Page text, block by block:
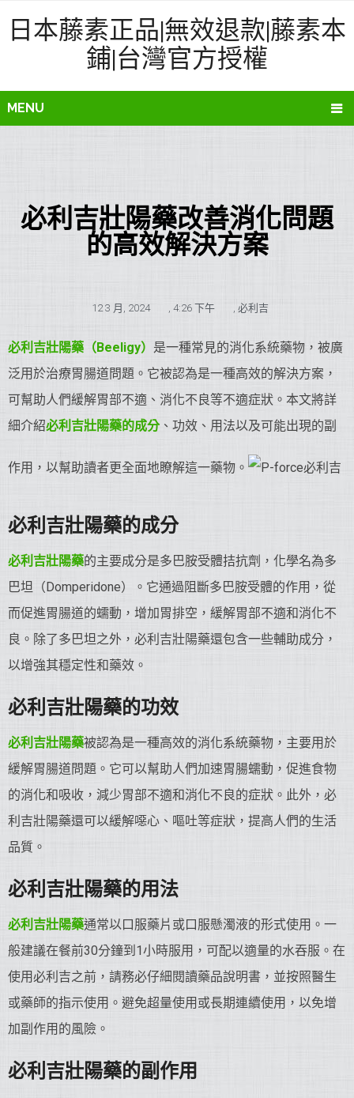
日本藤素正品|無效退款|藤素本
鋪|台灣官方授權
MENU
必利吉壯陽藥改善消化問題
的高效解決方案
12 3 月, 2024 , 4:26 下午 , 必利吉
必利吉壯陽藥 （Beeligy） 是一種常見的消化系統藥物，被廣
泛用於治療胃腸道問題。它被認為是一種高效的解決方案，
可幫助人們緩解胃部不適、消化不良等不適症狀。本文將詳
細介紹必利吉壯陽藥的成分、功效、用法以及可能出現的副
作用，以幫助讀者更全面地瞭解這一藥物。
必利吉壯陽藥的成分
必利吉壯陽藥的主要成分是多巴胺受體拮抗劑，化學名為多
巴坦（Domperidone）。它通過阻斷多巴胺受體的作用，從
而促進胃腸道的蠕動，增加胃排空，緩解胃部不適和消化不
良。除了多巴坦之外，必利吉壯陽藥還包含一些輔助成分，
以增強其穩定性和藥效。
必利吉壯陽藥的功效
必利吉壯陽藥被認為是一種高效的消化系統藥物，主要用於
緩解胃腸道問題。它可以幫助人們加速胃腸蠕動，促進食物
的消化和吸收，減少胃部不適和消化不良的症狀。此外，必
利吉壯陽藥還可以緩解噁心、嘔吐等症狀，提高人們的生活
品質。
必利吉壯陽藥的用法
必利吉壯陽藥通常以口服藥片或口服懸濁液的形式使用。一
般建議在餐前30分鐘到1小時服用，可配以適量的水吞服。在
使用必利吉之前，請務必仔細閱讀藥品說明書，並按照醫生
或藥師的指示使用。避免超量使用或長期連續使用，以免增
加副作用的風險。
必利吉壯陽藥的副作用